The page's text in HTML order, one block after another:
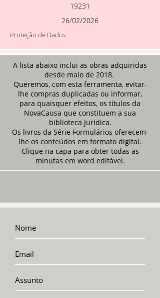
19231
26/02/2026
Proteção de Dados
A lista abaixo inclui as obras adquiridas
desde maio de 2018.
Queremos, com esta ferramenta, evitar-
lhe compras duplicadas ou informar,
para quaisquer efeitos, os títulos da
NovaCausa que constituem a sua
biblioteca jurídica.
Os livros da Série Formulários oferecem-
lhe os conteúdos em formato digital.
Clique na capa para obter todas as
minutas em word editável.